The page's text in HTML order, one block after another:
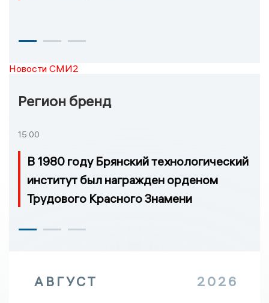
Новости СМИ2
Регион бренд
15:00
В 1980 году Брянский технологический
институт был награжден орденом
Трудового Красного Знамени
АВГУСТ 2026